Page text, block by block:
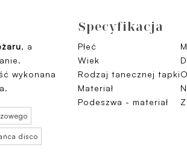
, a
wykonana
disco
Specyfikacja
Płeć
Wiek
Rodzaj tanecznej tapki
Materiał
Podeszwa - materiał